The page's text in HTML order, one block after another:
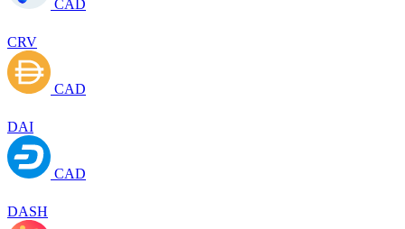
CAD
CRV
CAD
DAI
CAD
DASH